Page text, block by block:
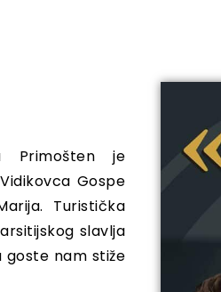
Primošten je
Gospe
Turistička
slavlja
goste nam stiže